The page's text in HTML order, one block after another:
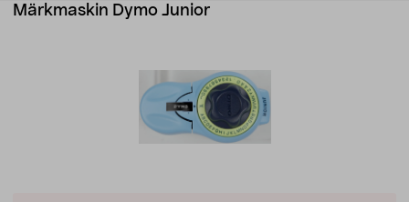
Märkmaskin Dymo Junior